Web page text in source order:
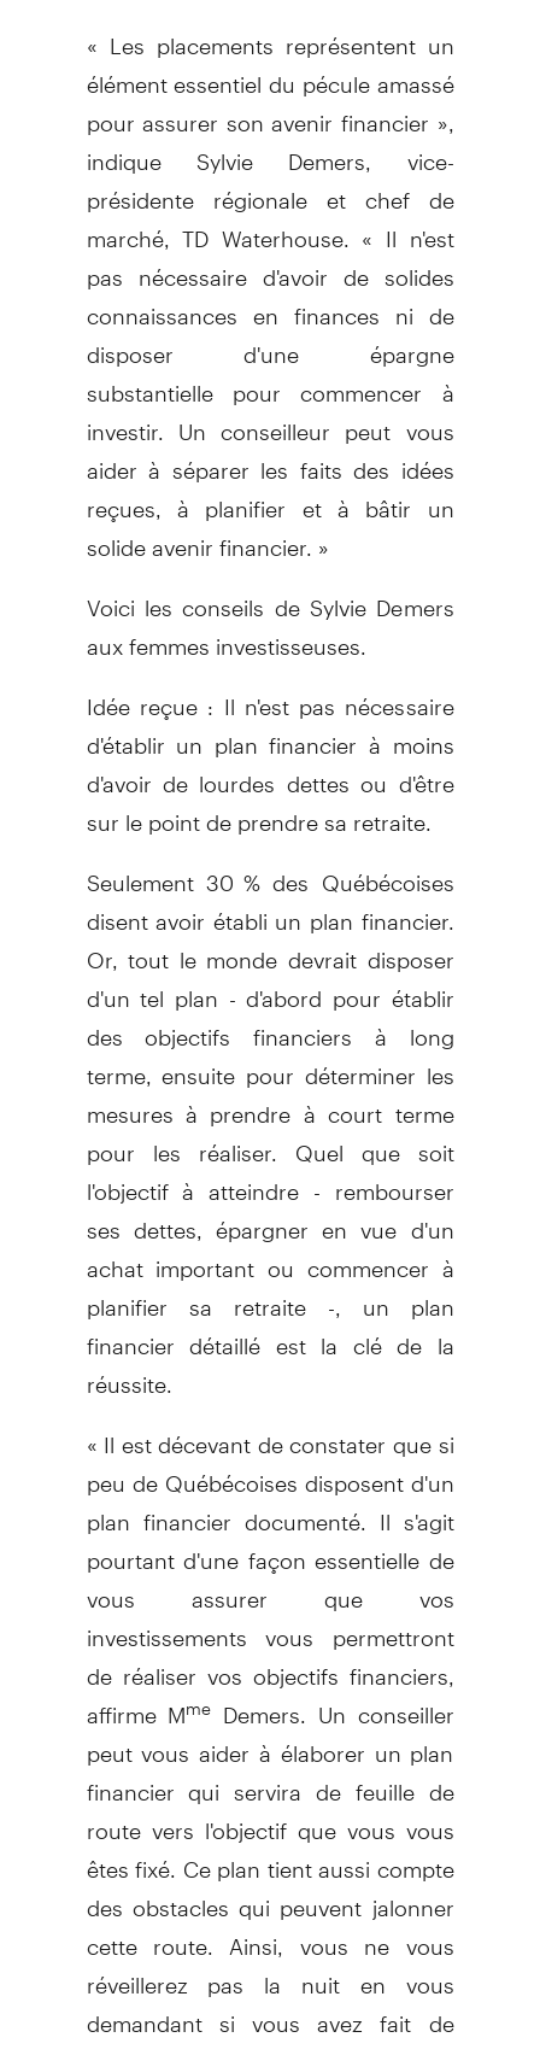
« Les placements représentent un
élément essentiel du pécule amassé
pour assurer son avenir financier »,
indique Sylvie Demers, vice-
présidente régionale et chef de
marché, TD Waterhouse. « Il n'est
pas nécessaire d'avoir de solides
connaissances en finances ni de
disposer d'une épargne
substantielle pour commencer à
investir. Un conseilleur peut vous
aider à séparer les faits des idées
reçues, à planifier et à bâtir un
solide avenir financier. »
Voici les conseils de Sylvie Demers
aux femmes investisseuses.
Idée reçue : Il n'est pas nécessaire
d'établir un plan financier à moins
d'avoir de lourdes dettes ou d'être
sur le point de prendre sa retraite.
Seulement 30 % des Québécoises
disent avoir établi un plan financier.
Or, tout le monde devrait disposer
d'un tel plan - d'abord pour établir
des objectifs financiers à long
terme, ensuite pour déterminer les
mesures à prendre à court terme
pour les réaliser. Quel que soit
l'objectif à atteindre - rembourser
ses dettes, épargner en vue d'un
achat important ou commencer à
planifier sa retraite -, un plan
financier détaillé est la clé de la
réussite.
« Il est décevant de constater que si
peu de Québécoises disposent d'un
plan financier documenté. Il s'agit
pourtant d'une façon essentielle de
vous assurer que vos
investissements vous permettront
de réaliser vos objectifs financiers,
affirme Mme Demers. Un conseiller
peut vous aider à élaborer un plan
financier qui servira de feuille de
route vers l'objectif que vous vous
êtes fixé. Ce plan tient aussi compte
des obstacles qui peuvent jalonner
cette route. Ainsi, vous ne vous
réveillerez pas la nuit en vous
demandant si vous avez fait de